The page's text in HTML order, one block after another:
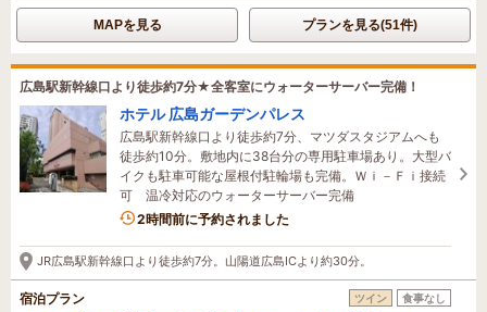
MAPを見る プランを見る(51件)
広島駅新幹線口より徒歩約7分★全客室にウォーターサーバー完備！
ホテル 広島ガーデンパレス
広島駅新幹線口より徒歩約7分、マツダスタジアムへも
徒歩約10分。敷地内に38台分の専用駐車場あり。大型バ
イクも駐車可能な屋根付駐輪場も完備。Ｗｉ－Ｆｉ接続
可 温冷対応のウォーターサーバー完備
1名がこの宿を見ています
2時間前に予約されました
JR広島駅新幹線口より徒歩約7分。山陽道広島ICより約30分。
宿泊プラン ツイン 食事なし